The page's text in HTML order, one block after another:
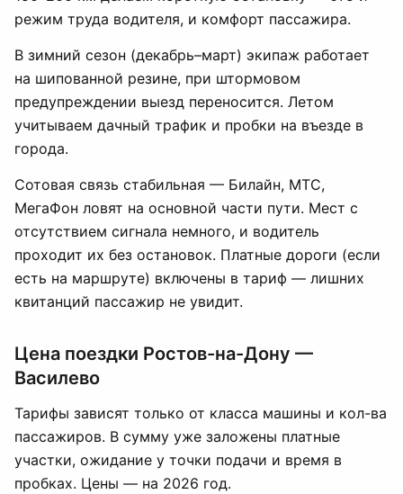
режим труда водителя, и комфорт пассажира.
В зимний сезон (декабрь–март) экипаж работает
на шипованной резине, при штормовом
предупреждении выезд переносится. Летом
учитываем дачный трафик и пробки на въезде в
города.
Сотовая связь стабильная — Билайн, МТС,
МегаФон ловят на основной части пути. Мест с
отсутствием сигнала немного, и водитель
проходит их без остановок. Платные дороги (если
есть на маршруте) включены в тариф — лишних
квитанций пассажир не увидит.
Цена поездки Ростов-на-Дону —
Василево
Тарифы зависят только от класса машины и кол-ва
пассажиров. В сумму уже заложены платные
участки, ожидание у точки подачи и время в
пробках. Цены — на 2026 год.